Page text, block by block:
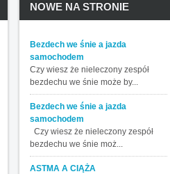
NOWE NA STRONIE
Bezdech we śnie a jazda
samochodem
Czy wiesz że nieleczony zespół
bezdechu we śnie może by...
Bezdech we śnie a jazda
samochodem
Czy wiesz że nieleczony zespół
bezdechu we śnie moż...
ASTMA A CIĄŻA